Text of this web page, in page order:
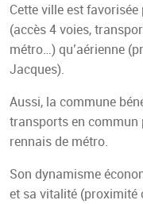
Cette ville est
(accès 4 voies,
métro…) qu’aérienne
Jacques).
Aussi, la commune
transports en commun
rennais de métro.
Son dynamisme
et sa vitalité (proximité